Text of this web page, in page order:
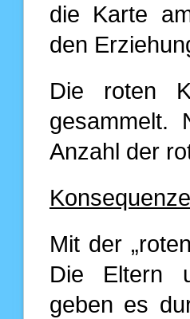
die Karte
den
Die roten
gesammelt.
Anzahl der
Mit der
Die Eltern
geben es